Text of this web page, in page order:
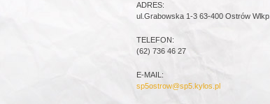
ADRES:
ul.Grabowska 1-3 63-400 Ostrów Wlkp.
TELEFON:
(62) 736 46 27
E-MAIL:
sp5ostrow@sp5.kylos.pl